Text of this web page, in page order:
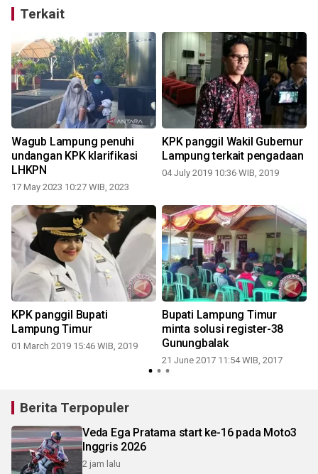
Terkait
Wagub Lampung penuhi
undangan KPK klarifikasi
LHKPN
17 May 2023 10:27 WIB, 2023
KPK panggil Wakil Gubernur
Lampung terkait pengadaan
04 July 2019 10:36 WIB, 2019
KPK panggil Bupati
Lampung Timur
01 March 2019 15:46 WIB, 2019
Bupati Lampung Timur
minta solusi register-38
Gunungbalak
21 June 2017 11:54 WIB, 2017
Berita Terpopuler
Veda Ega Pratama start ke-16 pada Moto3
Inggris 2026
2 jam lalu